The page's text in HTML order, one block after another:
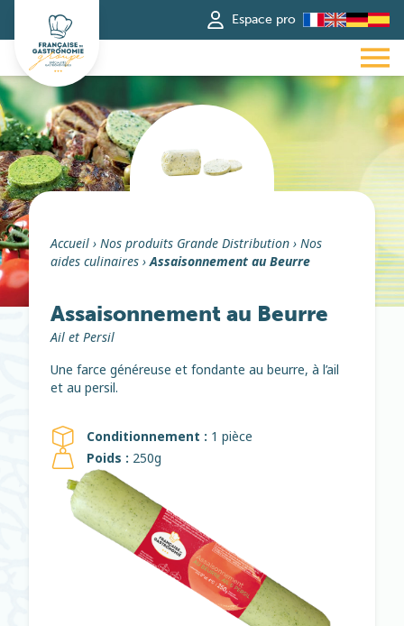
Espace pro
Accueil › Nos produits Grande Distribution › Nos
aides culinaires ›Assaisonnement au Beurre
Assaisonnement au Beurre
Ail et Persil
Une farce généreuse et fondante au beurre, à l’ail
et au persil.
Conditionnement : 1 pièce
Poids : 250g